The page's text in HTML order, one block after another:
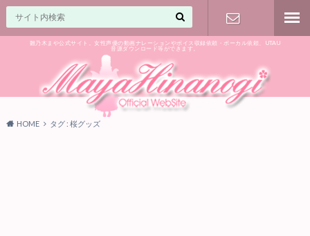
雛乃木まや公式サイト。女性声優の動画ナレーションやボイス収録依頼・ボーカル依頼、UTAU
音源ダウンロード等ができます。
気軽に♪
HOME タグ : 桜グッズ